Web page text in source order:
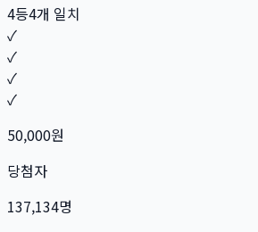
4등4개 일치
✓
✓
✓
✓
50,000원
당첨자
137,134명